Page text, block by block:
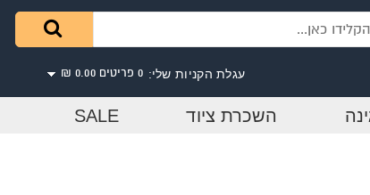
עגלת הקניות שלי: 0 פריטים 0.00 ₪
השכרת ציוד SALE